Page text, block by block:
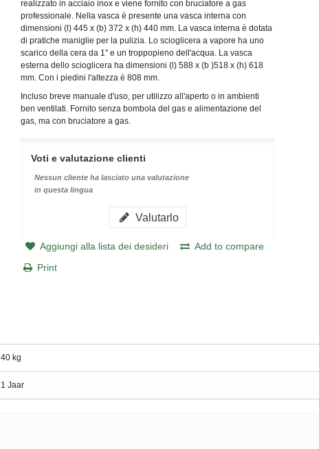
realizzato in acciaio inox e viene fornito con bruciatore a gas
professionale. Nella vasca è presente una vasca interna con
dimensioni (l) 445 x (b) 372 x (h) 440 mm. La vasca interna è dotata
di pratiche maniglie per la pulizia. Lo scioglicera a vapore ha uno
scarico della cera da 1'' e un troppopieno dell'acqua. La vasca
esterna dello scioglicera ha dimensioni (l) 588 x (b )518 x (h) 618
mm. Con i piedini l'altezza è 808 mm.
Incluso breve manuale d'uso, per utilizzo all'aperto o in ambienti
ben ventilati. Fornito senza bombola del gas e alimentazione del
gas, ma con bruciatore a gas.
Voti e valutazione clienti
Nessun cliente ha lasciato una valutazione
in questa lingua
Valutarlo
Aggiungi alla lista dei desideri
Add to compare
Print
40 kg
1 Jaar